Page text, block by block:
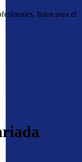
listos para el